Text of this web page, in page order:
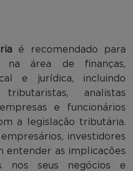
é recomendado para
na área de finanças,
e jurídica, incluindo
analistas
e funcionários
a legislação tributária.
investidores
entender as implicações
nos seus negócios e